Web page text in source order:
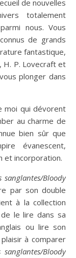
de nouvelles
totalement
nous. Vous
de grands
fantastique,
H. P. Lovecraft et
plonger dans
moi qui dévorent
au charme de
bien sûr que
évanescent,
et incorporation.
sanglantes/Bloody
par son double
à la collection
le lire dans sa
ou lire son
à comparer
sanglantes/Bloody